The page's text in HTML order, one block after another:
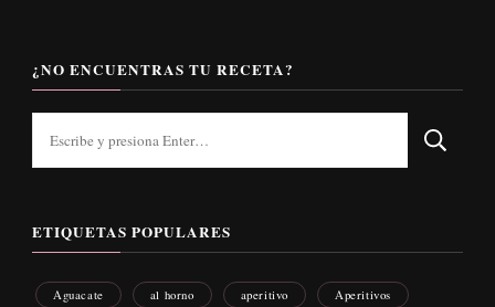
¿NO ENCUENTRAS TU RECETA?
ETIQUETAS POPULARES
Aguacate al horno aperitivo Aperitivos